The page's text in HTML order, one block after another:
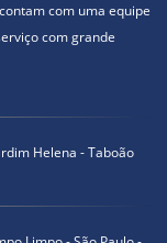
com uma equipe
com grande
Helena - Taboão